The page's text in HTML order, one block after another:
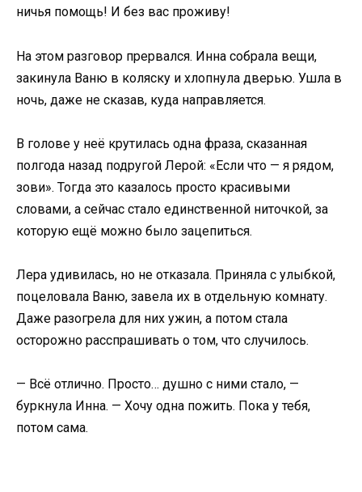
ничья помощь! И без вас проживу!
На этом разговор прервался. Инна собрала вещи,
закинула Ваню в коляску и хлопнула дверью. Ушла в
ночь, даже не сказав, куда направляется.
В голове у неё крутилась одна фраза, сказанная
полгода назад подругой Лерой: «Если что — я рядом,
зови». Тогда это казалось просто красивыми
словами, а сейчас стало единственной ниточкой, за
которую ещё можно было зацепиться.
Лера удивилась, но не отказала. Приняла с улыбкой,
поцеловала Ваню, завела их в отдельную комнату.
Даже разогрела для них ужин, а потом стала
осторожно расспрашивать о том, что случилось.
— Всё отлично. Просто… душно с ними стало, —
буркнула Инна. — Хочу одна пожить. Пока у тебя,
потом сама.